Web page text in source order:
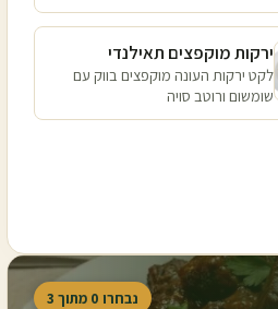
ירקות מוקפצים תאילנדי
לקט ירקות העונה מוקפצים בווק עם
שומשום ורוטב סויה
נבחרו 0 מתוך 3